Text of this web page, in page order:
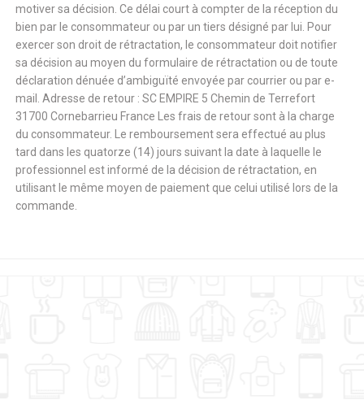
motiver sa décision. Ce délai court à compter de la réception du
bien par le consommateur ou par un tiers désigné par lui. Pour
exercer son droit de rétractation, le consommateur doit notifier
sa décision au moyen du formulaire de rétractation ou de toute
déclaration dénuée d’ambiguïté envoyée par courrier ou par e-
mail. Adresse de retour : SC EMPIRE 5 Chemin de Terrefort
31700 Cornebarrieu France Les frais de retour sont à la charge
du consommateur. Le remboursement sera effectué au plus
tard dans les quatorze (14) jours suivant la date à laquelle le
professionnel est informé de la décision de rétractation, en
utilisant le même moyen de paiement que celui utilisé lors de la
commande.